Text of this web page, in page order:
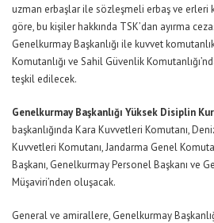
uzman erbaşlar ile sözleşmeli erbaş ve erleri
göre, bu kişiler hakkında TSK’dan ayırma
Genelkurmay Başkanlığı ile kuvvet
Komutanlığı ve Sahil Güvenlik
teşkil edilecek.
Genelkurmay Başkanlığı Yüksek Disiplin
başkanlığında Kara Kuvvetleri Komutanı,
Kuvvetleri Komutanı, Jandarma Genel
Başkanı, Genelkurmay Personel Başkanı ve
Müşaviri’nden oluşacak.
General ve amirallere, Genelkurmay